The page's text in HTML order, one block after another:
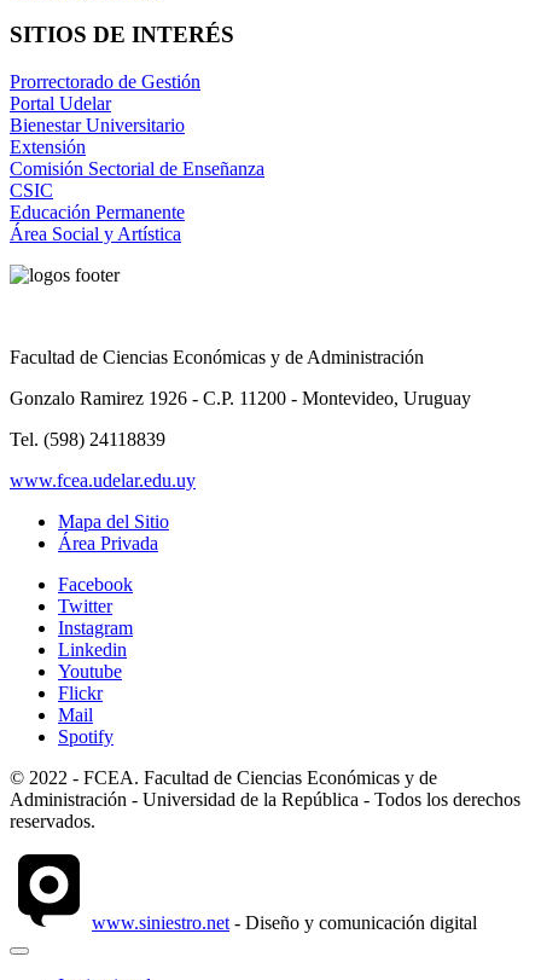
SITIOS DE INTERÉS
Prorrectorado de Gestión
Portal Udelar
Bienestar Universitario
Extensión
Comisión Sectorial de Enseñanza
CSIC
Educación Permanente
Área Social y Artística
Facultad de Ciencias Económicas y de Administración
Gonzalo Ramirez 1926 - C.P. 11200 - Montevideo, Uruguay
Tel. (598) 24118839
www.fcea.udelar.edu.uy
Mapa del Sitio
Área Privada
Facebook
Twitter
Instagram
Linkedin
Youtube
Flickr
Mail
Spotify
© 2022 - FCEA. Facultad de Ciencias Económicas y de
Administración - Universidad de la República - Todos los derechos
reservados.
www.siniestro.net - Diseño y comunicación digital